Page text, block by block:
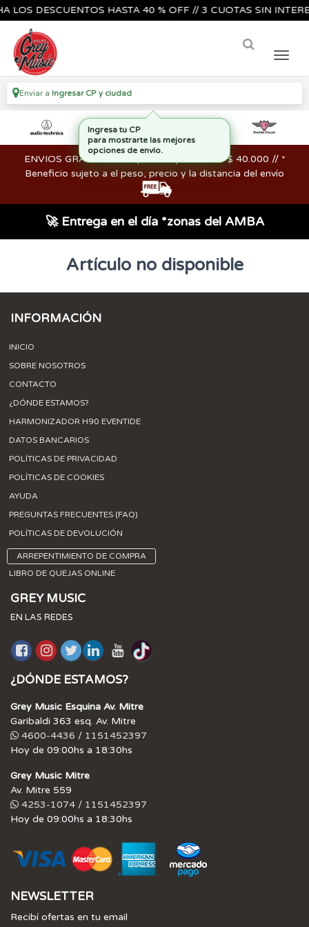
LOS DESCUENTOS HASTA 40 % OFF // 3 CUOTAS SIN
Enviar a Ingresar CP y ciudad
ENVIOS GRATIS en compras mayores a los $ 40.000 // *
Beneficio sujeto a el peso, precio y la distancia del envío
🚀 Entrega en el día *zonas del AMBA
Artículo no disponible
INFORMACIÓN
INICIO
SOBRE NOSOTROS
CONTACTO
¿DÓNDE ESTAMOS?
HARMONIZADOR H90 EVENTIDE
DATOS BANCARIOS
POLÍTICAS DE PRIVACIDAD
POLÍTICAS DE COOKIES
AYUDA
PREGUNTAS FRECUENTES (FAQ)
POLÍTICAS DE DEVOLUCIÓN
ARREPENTIMIENTO DE COMPRA
LIBRO DE QUEJAS ONLINE
GREY MUSIC
EN LAS REDES
¿DÓNDE ESTAMOS?
Grey Music Esquina Av. Mitre
Garibaldi 363 esq. Av. Mitre
4600-4436 / 1151452397
Hoy de 09:00hs a 18:30hs
Grey Music Mitre
Av. Mitre 559
4253-1074 / 1151452397
Hoy de 09:00hs a 18:30hs
NEWSLETTER
Recibí ofertas en tu email
Ingresa tu CP
para mostrarte las mejores
opciones de envío.